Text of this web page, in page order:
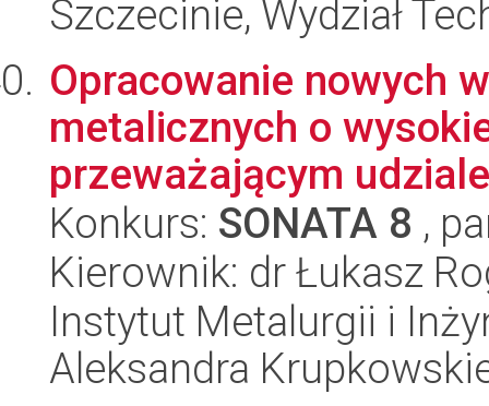
Szczecinie, Wydział
Opracowanie nowych
metalicznych o
przeważającym
Konkurs: SONATA 8 ,
Kierownik: dr Łukasz
Instytut Metalurgii i
Aleksandra